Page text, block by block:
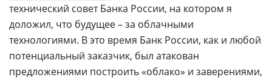
технический совет Банка России, на котором я
доложил, что будущее – за облачными
технологиями. В это время Банк России, как и любой
потенциальный заказчик, был атакован
предложениями построить «облако» и заверениями,